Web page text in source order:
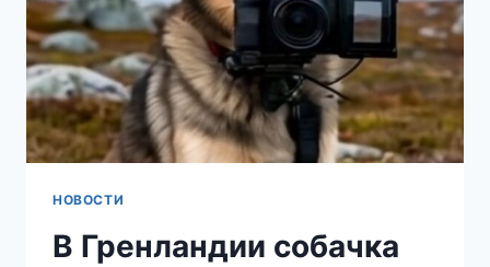
СТРАНАМИ
США
И
КАНАДЫ
АВТОМОБИЛЬНЫЙ
МОСТ
НОВОСТИ
В Гренландии собачка